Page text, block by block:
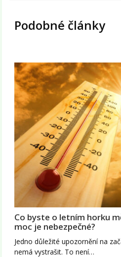
Podobné články
Co byste o letním horku
moc je nebezpečné?
Jedno důležité upozornění na
nemá vystrašit. To není…